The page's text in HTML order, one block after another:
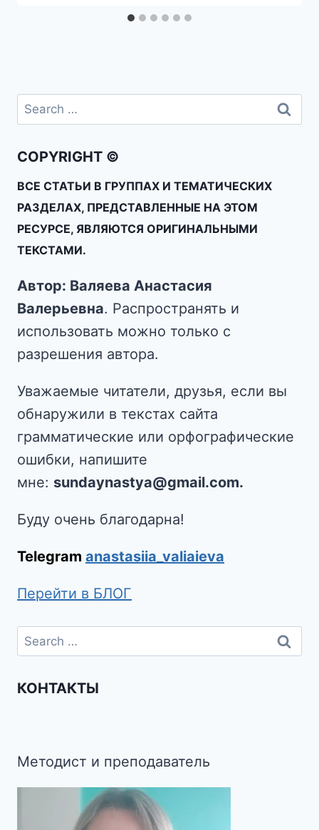
COPYRIGHT ©
ВСЕ СТАТЬИ В ГРУППАХ И ТЕМАТИЧЕСКИХ
РАЗДЕЛАХ, ПРЕДСТАВЛЕННЫЕ НА ЭТОМ
РЕСУРСЕ, ЯВЛЯЮТСЯ ОРИГИНАЛЬНЫМИ
ТЕКСТАМИ.
Автор: Валяева Анастасия
Валерьевна. Распространять и
использовать можно только с
разрешения автора.
Уважаемые читатели, друзья, если вы
обнаружили в текстах сайта
грамматические или орфографические
ошибки, напишите
мне: sundaynastya@gmail.com.
Буду очень благодарна!
Telegram anastasiia_valiaieva
Перейти в БЛОГ
КОНТАКТЫ
Методист и преподаватель